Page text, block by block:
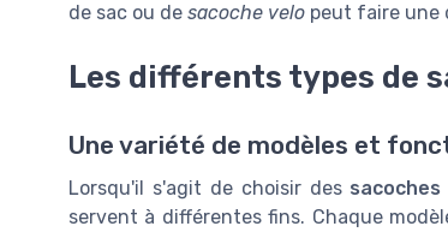
de sac ou de sacoche velo peut faire une
Les différents types de
Une variété de modèles et
Lorsqu'il s'agit de choisir des
servent à différentes fins. Chaque